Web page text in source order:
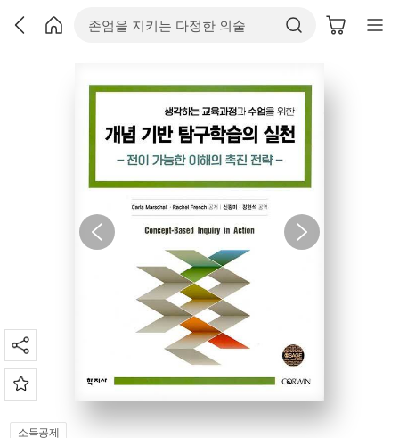
소득공제